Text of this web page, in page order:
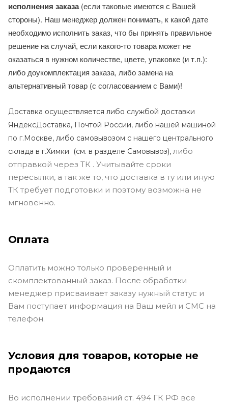
исполнения заказа(если таковые имеются с Вашей
стороны). Наш менеджер должен понимать, к какой дате
необходимо исполнить заказ, что бы принять правильное
решение на случай, если какого-то товара может не
оказаться в нужном количестве, цвете, упаковке (и т.п.):
либо доукомплектация заказа, либо замена на
альтернативный товар (с согласованием с Вами)!
Доставка осуществляется либо службой доставки
ЯндексДоставка, Почтой России, либо нашей машиной
по г.Москве, либо самовывозом с нашего центрального
склада в г.Химки (см. в разделе Самовывоз), либо
отправкой через ТК . Учитывайте сроки
пересылки, а так же то, что доставка в ту или иную
ТК требует подготовки и поэтому возможна не
мгновенно.
Оплата
Оплатить можно только проверенный и
скомплектованный заказ. После обработки
менеджер присваивает заказу нужный статус и
Вам поступает информация на Ваш мейл и СМС на
телефон.
Условия для товаров, которые не
продаются
Во исполнении требований ст. 494 ГК РФ все